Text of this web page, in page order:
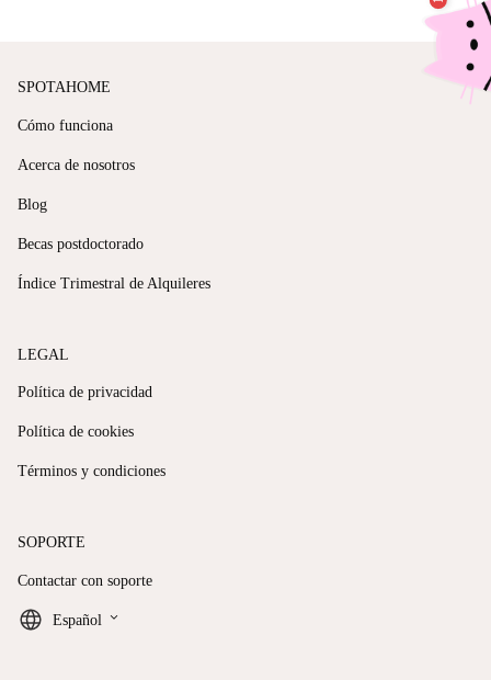
SPOTAHOME
Cómo funciona
Acerca de nosotros
Blog
Becas postdoctorado
Índice Trimestral de Alquileres
LEGAL
Política de privacidad
Política de cookies
Términos y condiciones
SOPORTE
Contactar con soporte
Español keyboard_arrow_down